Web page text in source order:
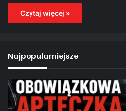
Czytaj więcej »
Najpopularniejsze